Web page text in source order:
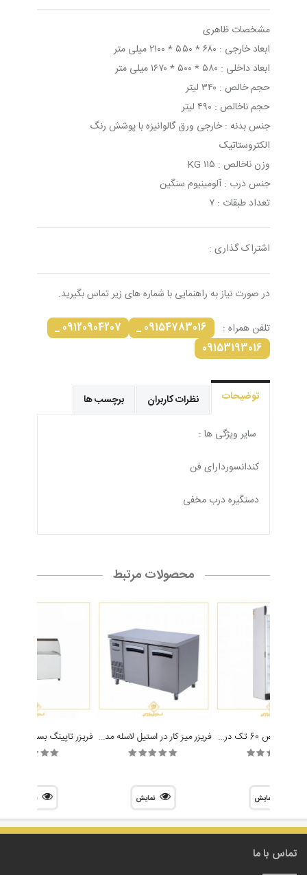
مشخصات ظاهری
ابعاد خارجی : ۶۸۰ * ۵۵۰ * ۲۱۰۰ میلی متر
ابعاد داخلی : ۵۸۰ * ۵۰۰ * ۱۶۷۰ میلی متر
حجم خالص : ۳۴۰ لیتر
حجم ناخالص : ۴۹۰ لیتر
جنس بدنه : خارجی ورق گالوانیزه با پوشش رنگ
الکتروستاتیک
وزن ناخالص : ۱۱۵ KG
جنس درب : آلومینیوم سنگین
تعداد طبقات : ۷
اشتراک گذاری :
در صورت نیاز به راهنمایی با شماره های زیر تماس بگیرید.
تلفن همراه : 09154783016 _
09120904207 _
09153193016
توضیحات نظرات کاربران برچسب ها
سایر ویژگی ها :
کندانسوردارای فن
دستگیره درب مخفی
محصولات مرتبط
فریزر ایستاده عرض 60 تک درب کینو
نمایش
فریزر میز کار در استیل لاسله مدل Lassele LNRT 2B 1500
نمایش
تماس با ما